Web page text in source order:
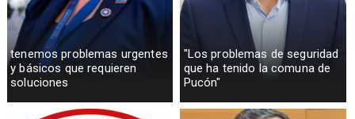
tenemos problemas urgentes
y básicos que requieren
soluciones
"Los problemas de seguridad
que ha tenido la comuna de
Pucón"